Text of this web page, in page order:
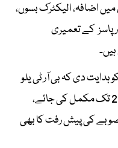
2019 سے قیمتوں میں اضافہ، الیکٹرک بسوں،
کے تعمیری
دی کہ بی آر ٹی یلو
لائن 21 کلومیٹر طویل ہے، دسمبر 2028 تک مکمل کی جائے،
کی پیش رفت کا بھی